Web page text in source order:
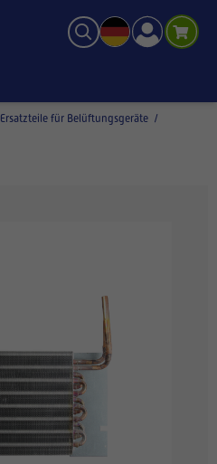
Ersatzteile für Belüftungsgeräte /